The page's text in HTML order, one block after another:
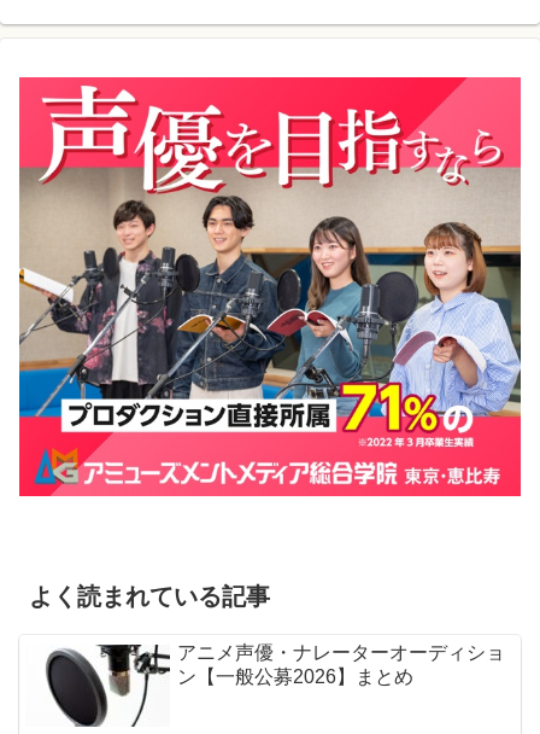
よく読まれている記事
アニメ声優・ナレーターオーディショ
ン【一般公募2026】まとめ